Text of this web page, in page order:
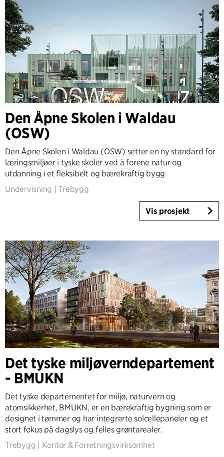
2021-2022
2010-2020
2000-2009
1923-1999
Land
Danmark
Norge
Sverige
United Kingdom
Andre
Den Åpne Skolen i Waldau
(OSW)
Den Åpne Skolen i Waldau (OSW) setter en ny standard for
læringsmiljøer i tyske skoler ved å forene natur og
utdanning i et fleksibelt og bærekraftig bygg.
Undervisning
Trebygg
Vis prosjekt
Det tyske miljøverndepartement
- BMUKN
Det tyske departementet for miljø, naturvern og
atomsikkerhet, BMUKN, er en bærekraftig bygning som er
designet i tømmer og har integrerte solcellepaneler og et
stort fokus på dagslys og felles grøntarealer.
Trebygg
Kontor & Forretningsvirksomhet